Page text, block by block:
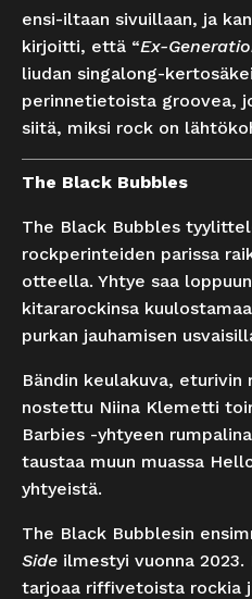
ensi-iltaan sivuillaan, ja
kirjoitti, että “Ex-
liudan singalong-
perinnetietoista groovea,
siitä, miksi rock on
The Black Bubbles
The Black Bubbles
rockperinteiden parissa
otteella. Yhtye saa
kitararockinsa
purkan jauhamisen
Bändin keulakuva, eturivin
nostettu Niina Klemetti
Barbies -yhtyeen
taustaa muun muassa
yhtyeistä.
The Black Bubblesin
Side ilmestyi vuonna
tarjoaa riffivetoista rockia